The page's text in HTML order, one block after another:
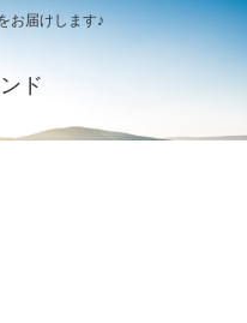
お届けします♪
ド